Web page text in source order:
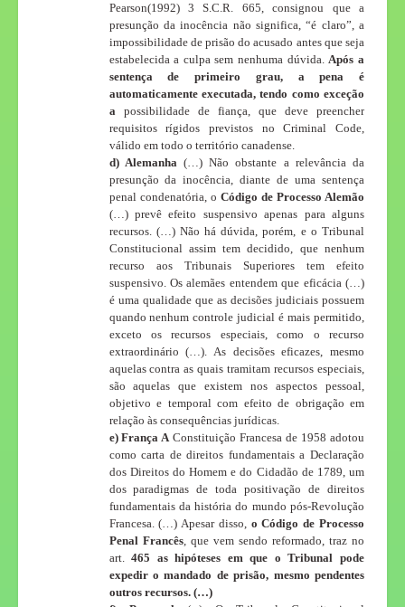
Pearson(1992) 3 S.C.R. 665, consignou que a
presunção da inocência não significa, “é claro”, a
impossibilidade de prisão do acusado antes que seja
estabelecida a culpa sem nenhuma dúvida.Após a
sentença de primeiro grau, a pena é
automaticamente executada, tendo como exceção
a possibilidade de fiança, que deve preencher
requisitos rígidos previstos no Criminal Code,
válido em todo o território canadense.
d) Alemanha (…) Não obstante a relevância da
presunção da inocência, diante de uma sentença
penal condenatória, o Código de Processo Alemão
(…) prevê efeito suspensivo apenas para alguns
recursos. (…) Não há dúvida, porém, e o Tribunal
Constitucional assim tem decidido, que nenhum
recurso aos Tribunais Superiores tem efeito
suspensivo. Os alemães entendem que eficácia (…)
é uma qualidade que as decisões judiciais possuem
quando nenhum controle judicial é mais permitido,
exceto os recursos especiais, como o recurso
extraordinário (…). As decisões eficazes, mesmo
aquelas contra as quais tramitam recursos especiais,
são aquelas que existem nos aspectos pessoal,
objetivo e temporal com efeito de obrigação em
relação às consequências jurídicas.
e) França AConstituição Francesa de 1958 adotou
como carta de direitos fundamentais a Declaração
dos Direitos do Homem e do Cidadão de 1789, um
dos paradigmas de toda positivação de direitos
fundamentais da história do mundo pós-Revolução
Francesa. (…) Apesar disso, o Código de Processo
Penal Francês, que vem sendo reformado, traz no
art.465 as hipóteses em que o Tribunal pode
expedir o mandado de prisão, mesmo pendentes
outros recursos. (…)